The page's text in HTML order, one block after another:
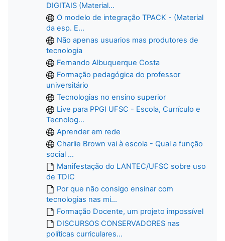
DIGITAIS (Material...
O modelo de integração TPACK - (Material
da esp. E...
Não apenas usuarios mas produtores de
tecnologia
Fernando Albuquerque Costa
Formação pedagógica do professor
universitário
Tecnologias no ensino superior
Live para PPGI UFSC - Escola, Currículo e
Tecnolog...
Aprender em rede
Charlie Brown vai à escola - Qual a função
social ...
Manifestação do LANTEC/UFSC sobre uso
de TDIC
Por que não consigo ensinar com
tecnologias nas mi...
Formação Docente, um projeto impossível
DISCURSOS CONSERVADORES nas
políticas curriculares...